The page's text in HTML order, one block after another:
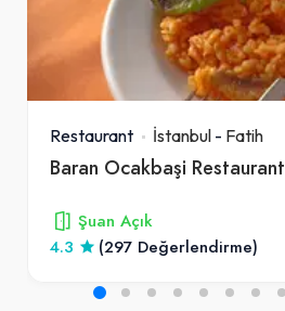
Restaurant İstanbul - Fatih
Baran Ocakbaşi Restaurant
Şuan Açık
4.3
(297 Değerlendirme)